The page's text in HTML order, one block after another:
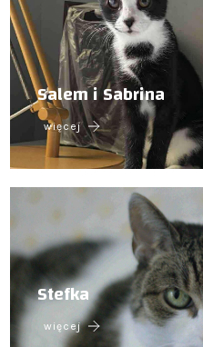
Salem i Sabrina
więcej
Stefka
więcej